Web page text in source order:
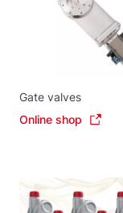
Gate valves
Online shop